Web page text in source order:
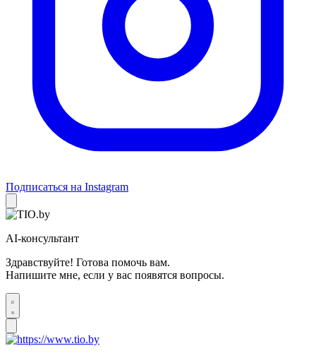
Подписаться на Instagram
AI-консультант
Здравствуйте! Готова помочь вам.
Напишите мне, если у вас появятся вопросы.